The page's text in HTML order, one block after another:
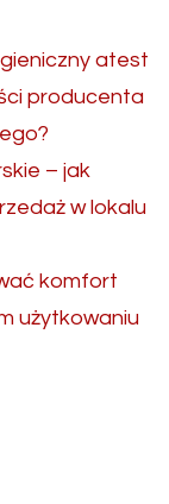
atest
producenta
– jak
w lokalu
komfort
użytkowaniu